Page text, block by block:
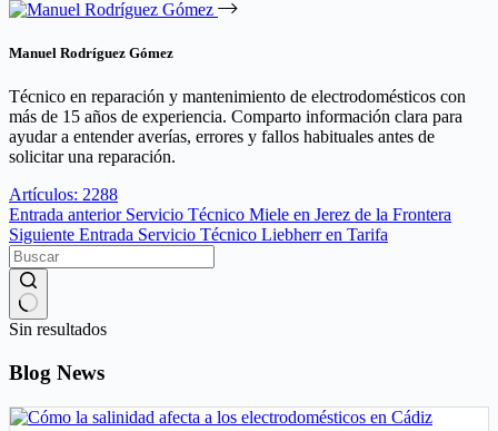
Manuel Rodríguez Gómez
Técnico en reparación y mantenimiento de electrodomésticos con
más de 15 años de experiencia. Comparto información clara para
ayudar a entender averías, errores y fallos habituales antes de
solicitar una reparación.
Artículos: 2288
Entrada anterior Servicio Técnico Miele en Jerez de la Frontera
Siguiente Entrada Servicio Técnico Liebherr en Tarifa
Sin resultados
Blog News